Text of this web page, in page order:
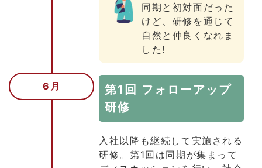
同期と初対面だった
けど、研修を通じて
自然と仲良くなれま
した!
6月
第1回 フォローアップ
研修
入社以降も継続して実施される
研修。第1回は同期が集まって